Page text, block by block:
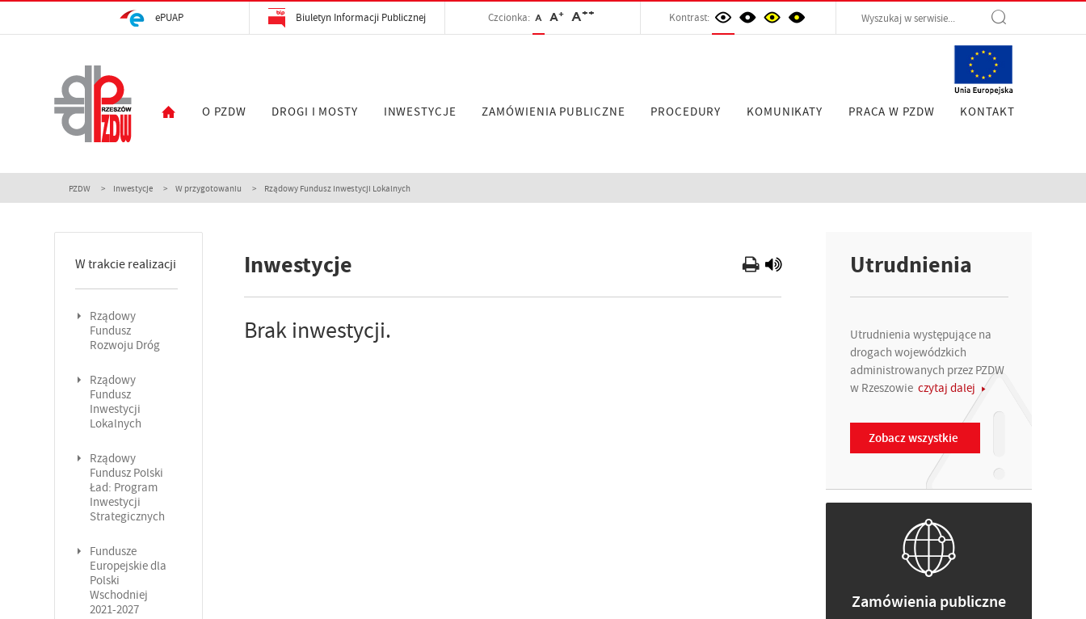
ePUAP Biuletyn Informacji Publicznej Czcionka: A A+ A++ Kontrast:
O PZDW DROGI I MOSTY INWESTYCJE ZAMÓWIENIA PUBLICZNE PROCEDURY KOMUNIKATY PRACA W PZDW KONTAKT
PZDW Inwestycje W przygotowaniu Rządowy Fundusz Inwestycji Lokalnych
W trakcie realizacji
Rządowy
Fundusz
Rozwoju Dróg
Rządowy
Fundusz
Inwestycji
Lokalnych
Rządowy
Fundusz Polski
Ład: Program
Inwestycji
Strategicznych
Fundusze
Europejskie dla
Polski
Wschodniej
2021-2027
Inwestycje
Brak inwestycji.
Utrudnienia
Utrudnienia występujące na
drogach wojewódzkich
administrowanych przez PZDW
w Rzeszowie czytaj dalej
Zobacz wszystkie
Zamówienia publiczne